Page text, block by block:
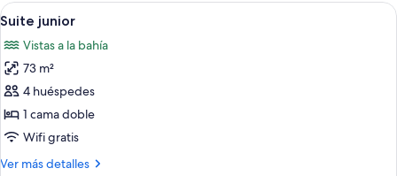
Abrir
todas
las
fotos
de
Suite
junior
Una habitación con un amplio
7
Suite junior
Vistas a la bahía
73 m²
4 huéspedes
1 cama doble
Wifi gratis
Ver más detalles
Más